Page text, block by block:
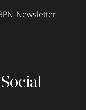
Newsletter